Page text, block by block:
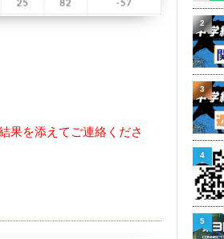
果を添えてご連絡くださ
2
3
4
5